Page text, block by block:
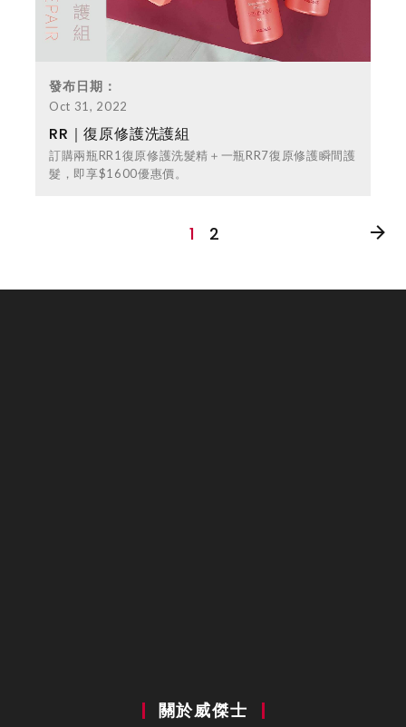
發布日期：
Oct 31, 2022
RR｜復原修護洗護組
訂購兩瓶RR1復原修護洗髮精＋一瓶RR7復原修護瞬間護
髮，即享$1600優惠價。
1 2
關於威傑士